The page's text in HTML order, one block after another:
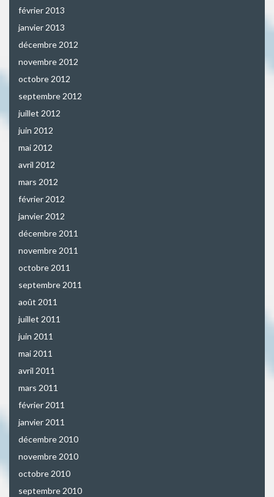
février 2013
janvier 2013
décembre 2012
novembre 2012
octobre 2012
septembre 2012
juillet 2012
juin 2012
mai 2012
avril 2012
mars 2012
février 2012
janvier 2012
décembre 2011
novembre 2011
octobre 2011
septembre 2011
août 2011
juillet 2011
juin 2011
mai 2011
avril 2011
mars 2011
février 2011
janvier 2011
décembre 2010
novembre 2010
octobre 2010
septembre 2010